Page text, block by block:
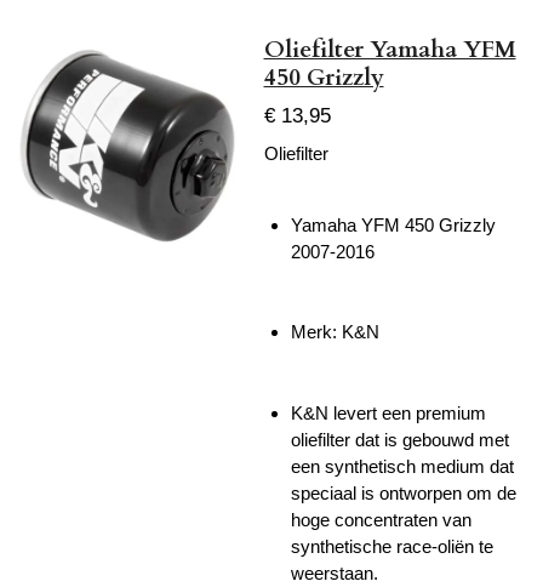
Oliefilter Yamaha YFM
450 Grizzly
€ 13,95
Oliefilter
Yamaha YFM 450 Grizzly
2007-2016
Merk: K&N
K&N levert een premium
oliefilter dat is gebouwd met
een synthetisch medium dat
speciaal is ontworpen om de
hoge concentraten van
synthetische race-oliën te
weerstaan.